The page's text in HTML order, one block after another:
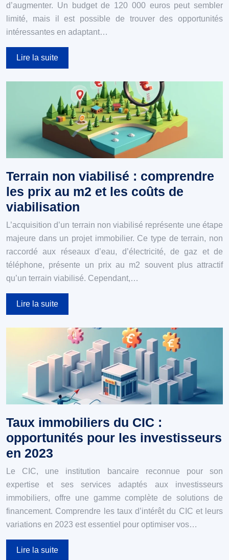
d’augmenter. Un budget de 120 000 euros peut sembler
limité, mais il est possible de trouver des opportunités
intéressantes en adaptant…
Lire la suite
Terrain non viabilisé : comprendre
les prix au m2 et les coûts de
viabilisation
L’acquisition d’un terrain non viabilisé représente une étape
majeure dans un projet immobilier. Ce type de terrain, non
raccordé aux réseaux d’eau, d’électricité, de gaz et de
téléphone, présente un prix au m2 souvent plus attractif
qu’un terrain viabilisé. Cependant,…
Lire la suite
Taux immobiliers du CIC :
opportunités pour les investisseurs
en 2023
Le CIC, une institution bancaire reconnue pour son
expertise et ses services adaptés aux investisseurs
immobiliers, offre une gamme complète de solutions de
financement. Comprendre les taux d’intérêt du CIC et leurs
variations en 2023 est essentiel pour optimiser vos…
Lire la suite